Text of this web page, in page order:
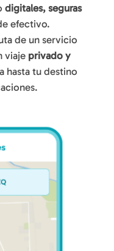
digitales, seguras
efectivo.
de un servicio
viaje privado y
hasta tu destino